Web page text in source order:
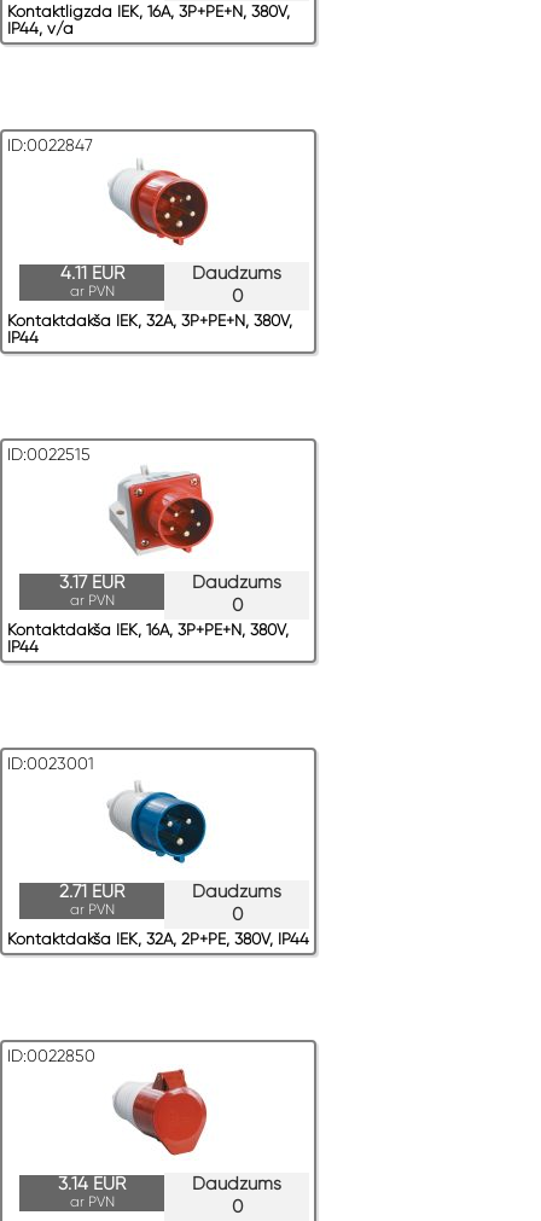
Kontaktligzda IEK, 16A, 3P+PE+N, 380V,
IP44, v/a
ID:0022847
Daudzums
0
4.11 EUR
ar PVN
Kontaktdakša IEK, 32A, 3P+PE+N, 380V,
IP44
ID:0022515
Daudzums
0
3.17 EUR
ar PVN
Kontaktdakša IEK, 16A, 3P+PE+N, 380V,
IP44
ID:0023001
Daudzums
0
2.71 EUR
ar PVN
Kontaktdakša IEK, 32A, 2P+PE, 380V, IP44
ID:0022850
Daudzums
0
3.14 EUR
ar PVN